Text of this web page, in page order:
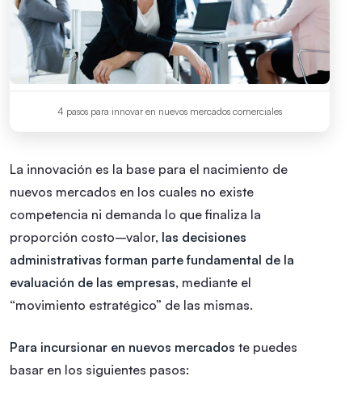
4 pasos para innovar en nuevos mercados comerciales
La innovación es la base para el nacimiento de
nuevos mercados en los cuales no existe
competencia ni demanda lo que finaliza la
proporción costo–valor, las decisiones
administrativas forman parte fundamental de la
evaluación de las empresas, mediante el
“movimiento estratégico” de las mismas.
Para incursionar en nuevos mercados te puedes
basar en los siguientes pasos: